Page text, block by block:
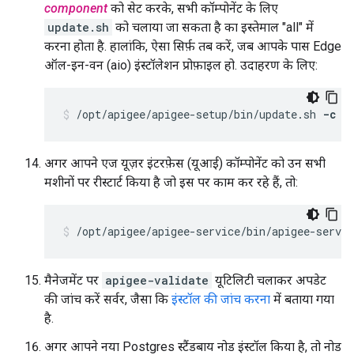
componentको सेट करके, सभी कॉम्पोनेंट के लिए
update.sh को चलाया जा सकता है का इस्तेमाल "all" में
करना होता है. हालांकि, ऐसा सिर्फ़ तब करें, जब आपके पास Edge
ऑल-इन-वन (aio) इंस्टॉलेशन प्रोफ़ाइल हो. उदाहरण के लिए:
/opt/apigee/apigee-setup/bin/update.sh -c
अगर आपने एज यूज़र इंटरफ़ेस (यूआई) कॉम्पोनेंट को उन सभी
मशीनों पर रीस्टार्ट किया है जो इस पर काम कर रहे हैं, तो:
/opt/apigee/apigee-service/bin/apigee-
मैनेजमेंट पर apigee-validate यूटिलिटी चलाकर अपडेट
की जांच करें सर्वर, जैसा कि इंस्टॉल की जांच करना में बताया गया
है.
अगर आपने नया Postgres स्टैंडबाय नोड इंस्टॉल किया है, तो नोड